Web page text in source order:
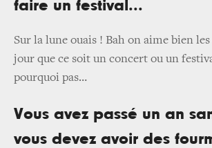
faire un festival...
Sur la lune ouais ! Bah on aime bien
jour que ce soit un concert ou un
pourquoi pas…
Vous avez passé un an
vous devez avoir des